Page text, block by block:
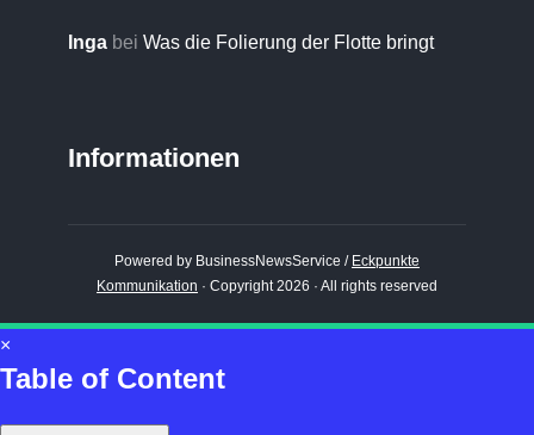
Inga bei Was die Folierung der Flotte bringt
Informationen
Powered by BusinessNewsService / Eckpunkte
Kommunikation · Copyright 2026 · All rights reserved
×
Table of Content